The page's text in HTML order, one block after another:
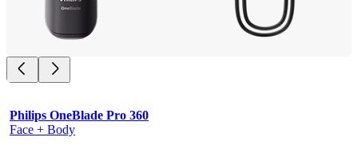
Philips OneBlade Pro 360
Face + Body